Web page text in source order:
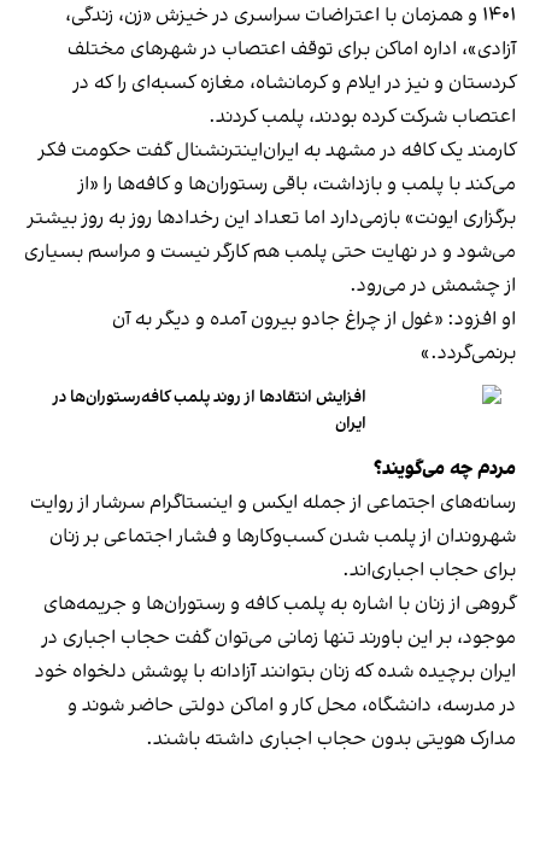
۱۴۰۱ و همزمان با اعتراضات سراسری در خیزش «زن، زندگی،
آزادی»، اداره اماکن برای توقف اعتصاب در شهرهای مختلف
کردستان و نیز در ایلام و کرمانشاه، مغازه کسبه‌ای را که در
اعتصاب شرکت کرده بودند، پلمب کردند.
کارمند یک کافه در مشهد به ایران‌اینترنشنال گفت حکومت فکر
می‌کند با پلمب و بازداشت، باقی رستوران‌ها و کافه‌ها را «از
برگزاری ایونت» بازمی‌دارد اما تعداد این رخدادها روز به روز بیشتر
می‌شود و در نهایت حتی پلمب هم کارگر نیست و مراسم بسیاری
از چشمش در می‌رود.
او افزود: «غول از چراغ جادو بیرون آمده و دیگر به آن
برنمی‎‌گردد.»
افزایش انتقادها از روند پلمب کافه‌رستوران‌ها در
ایران
مردم چه می‌گویند؟
رسانه‎‌های اجتماعی از جمله ایکس و اینستاگرام سرشار از روایت
شهروندان از پلمب شدن کسب‌وکارها و فشار اجتماعی بر زنان
برای حجاب اجباری‌اند.
گروهی از زنان با اشاره به پلمب کافه و رستوران‌ها و جریمه‌های
موجود، بر این باورند تنها زمانی می‌توان گفت حجاب اجباری در
ایران برچیده شده که زنان بتوانند آزادانه با پوشش دلخواه خود
در مدرسه، دانشگاه، محل کار و اماکن دولتی حاضر شوند و
مدارک هویتی بدون حجاب اجباری داشته باشند.